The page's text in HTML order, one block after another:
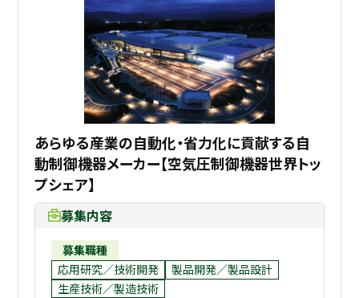
あらゆる産業の自動化・省力化に貢献する自
動制御機器メーカー【空気圧制御機器世界トッ
プシェア】
募集内容
募集職種
応用研究／技術開発
製品開発／製品設計
生産技術／製造技術